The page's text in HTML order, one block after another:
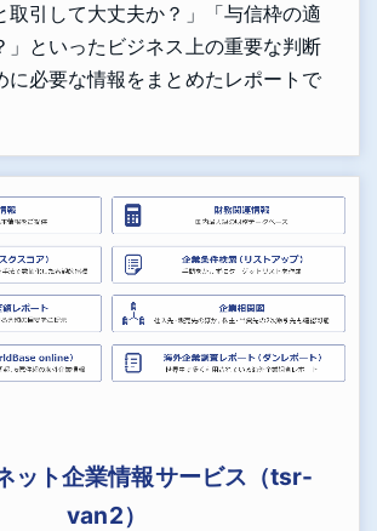
取引して大丈夫か？」「与信枠の適
」といったビジネス上の重要な判断
に必要な情報をまとめたレポートで
ット企業情報サービス（tsr-
van2）